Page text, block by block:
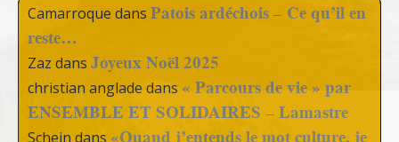
Camarroque dans Patois ardéchois – Ce qu’il en
reste…
Zaz dans Joyeux Noël 2025
christian anglade dans « Parcours de vie » par
ENSEMBLE ET SOLIDAIRES – Lamastre
Schein dans